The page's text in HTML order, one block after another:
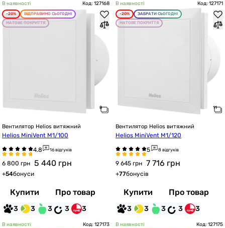
В наявності Код: 127168
-20%
ВІДПРАВИМО СЬОГОДНІ
МАТОВЕ ПОКРИТТЯ
Вентилятор Helios витяжний
Helios MiniVent M1/100
16 відгуків
6 800 грн 5 440 грн
+54бонуси
Купити Про товар
3 3 3 3 3
В наявності Код: 127171
-20%
ЗАБРАТИ СЬОГОДНІ
МАТОВЕ ПОКРИТТЯ
Вентилятор Helios витяжний
Helios MiniVent M1/120
8 відгуків
9 645 грн 7 716 грн
+77бонусів
Купити Про товар
3 3 3 3 3
В наявності Код: 127173 В наявності Код: 127175